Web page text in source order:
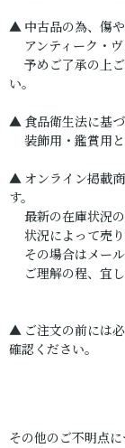
▲ 中古品の為、傷や
アンティーク・ヴ
予めご了承の上ご
い。
▲ 食品衛生法に基づ
装飾用・鑑賞用と
▲ オンライン掲載
す。
最新の在庫状況の
状況によって売り
その場合はメール
ご理解の程、宜し
▲ ご注文の前には
確認ください。
その他のご不明点に